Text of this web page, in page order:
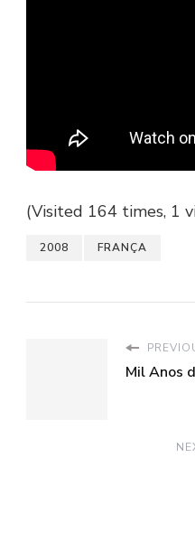
(Visited 164 times, 1
2008 FRANÇA
Mil Anos